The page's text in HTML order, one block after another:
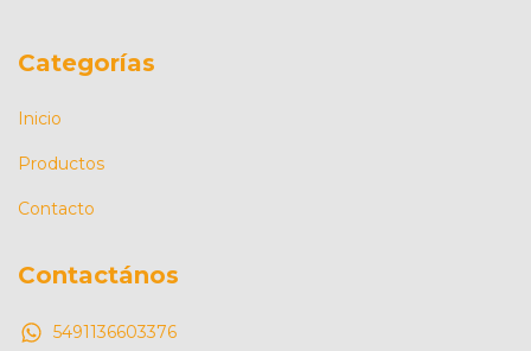
Categorías
Inicio
Productos
Contacto
Contactános
5491136603376